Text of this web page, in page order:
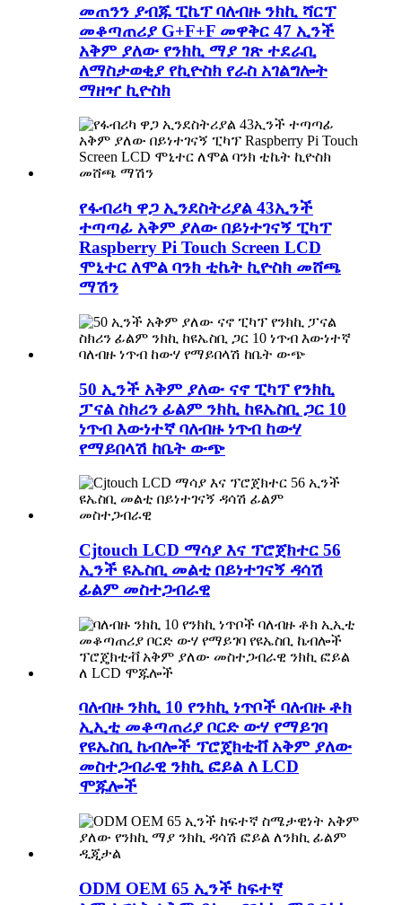
መጠንን ያብጁ ፒኬፕ ባለብዙ ንክኪ ሻርፕ
መቆጣጠሪያ G+F+F መዋቅር 47 ኢንች
አቅም ያለው የንክኪ ማያ ገጽ ተደራቢ
ለማስታወቂያ የኪዮስክ የራስ አገልግሎት
ማዘዣ ኪዮስክ
የፋብሪካ ዋጋ ኢንደስትሪያል 43ኢንች
ተጣጣፊ አቅም ያለው በይነተገናኝ ፒካፕ
Raspberry Pi Touch Screen LCD
ሞኒተር ለሞል ባንክ ቲኬት ኪዮስክ መሸጫ
ማሽን
50 ኢንች አቅም ያለው ናኖ ፒካፕ የንክኪ
ፓናል ስክሪን ፊልም ንክኪ ከዩኤስቢ ጋር 10
ነጥብ እውነተኛ ባለብዙ ነጥብ ከውሃ
የማይበላሽ ከቤት ውጭ
Cjtouch LCD ማሳያ እና ፕሮጀክተር 56
ኢንች ዩኤስቢ መልቲ በይነተገናኝ ዳሳሽ
ፊልም መስተጋብራዊ
ባለብዙ ንክኪ 10 የንክኪ ነጥቦች ባለብዙ ቶክ
ኢኢቲ መቆጣጠሪያ ቦርድ ውሃ የማይገባ
የዩኤስቢ ኬብሎች ፕሮጄክቲቭ አቅም ያለው
መስተጋብራዊ ንክኪ ፎይል ለ LCD
ሞጁሎች
ODM OEM 65 ኢንች ከፍተኛ